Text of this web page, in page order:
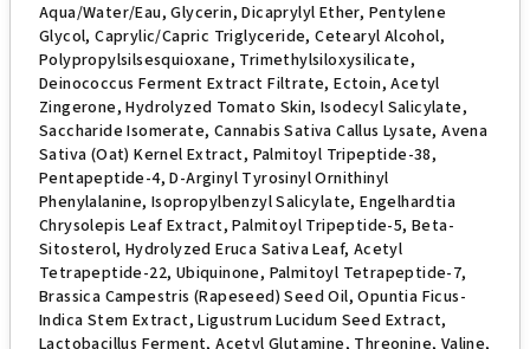
Aqua/Water/Eau, Glycerin, Dicaprylyl Ether, Pentylene
Glycol, Caprylic/Capric Triglyceride, Cetearyl Alcohol,
Polypropylsilsesquioxane, Trimethylsiloxysilicate,
Deinococcus Ferment Extract Filtrate, Ectoin, Acetyl
Zingerone, Hydrolyzed Tomato Skin, Isodecyl Salicylate,
Saccharide Isomerate, Cannabis Sativa Callus Lysate, Avena
Sativa (Oat) Kernel Extract, Palmitoyl Tripeptide-38,
Pentapeptide-4, D-Arginyl Tyrosinyl Ornithinyl
Phenylalanine, Isopropylbenzyl Salicylate, Engelhardtia
Chrysolepis Leaf Extract, Palmitoyl Tripeptide-5, Beta-
Sitosterol, Hydrolyzed Eruca Sativa Leaf, Acetyl
Tetrapeptide-22, Ubiquinone, Palmitoyl Tetrapeptide-7,
Brassica Campestris (Rapeseed) Seed Oil, Opuntia Ficus-
Indica Stem Extract, Ligustrum Lucidum Seed Extract,
Lactobacillus Ferment, Acetyl Glutamine, Threonine, Valine,